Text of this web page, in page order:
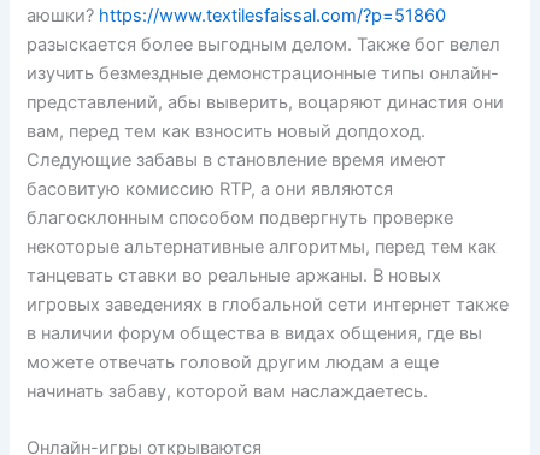
аюшки? https://www.textilesfaissal.com/?p=51860
разыскается более выгодным делом. Также бог велел
изучить безмездные демонстрационные типы онлайн-
представлений, абы выверить, воцаряют династия они
вам, перед тем как взносить новый допдоход.
Следующие забавы в становление время имеют
басовитую комиссию RTP, а они являются
благосклонным способом подвергнуть проверке
некоторые альтернативные алгоритмы, перед тем как
танцевать ставки во реальные аржаны. В новых
игровых заведениях в глобальной сети интернет также
в наличии форум общества в видах общения, где вы
можете отвечать головой другим людам а еще
начинать забаву, которой вам наслаждаетесь.
Онлайн-игры открываются